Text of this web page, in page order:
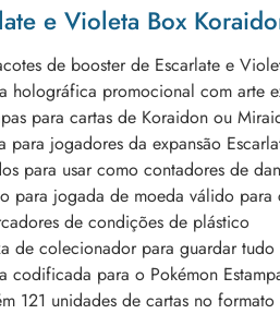
e Violeta Box
de booster de Escarlate e
holográfica promocional com arte
para cartas de Koraidon ou
para jogadores da expansão
para usar como contadores de
para jogada de moeda válido para
de condições de plástico
de colecionador para guardar tudo
codificada para o Pokémon
121 unidades de cartas no